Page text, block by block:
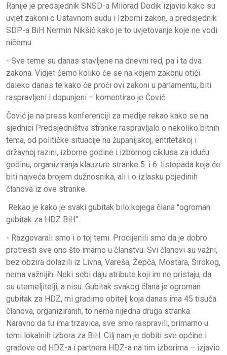
Ranije je predsjednik SNSD-a Milorad Dodik izjavio kako su
uvjet zakoni o Ustavnom sudu i Izborni zakon, a predsjednik
SDP-a BiH Nermin Nikšić kako je to uvjetovanje koje ne vodi
ničemu.
- Sve teme su danas stavljene na dnevni red, pa i ta dva
zakona. Vidjet ćemo koliko će se na kojem zakonu otići
daleko danas te kako će proći ovi zakoni u parlamentu, biti
raspravljeni i dopunjeni – komentirao je Čović.
Čović je na press konferenciji za medije rekao kako se na
sjednici Predsjedništva stranke raspravljalo o nekoliko bitnih
tema, od političke situacije na županijskoj, entitetskoj i
državnoj razini, izborne godine i izbornog ciklusa za iduću
godinu, organiziranja klauzure stranke 5. i 6. listopada koja će
biti najveća brojem dužnosnika, ali i o izlasku pojedinih
članova iz ove stranke.
Rekao je kako je svaki gubitak bilo kojega člana ''ogroman
gubitak za HDZ BiH''.
- Razgovarali smo i o toj temi. Procijenili smo da je dobro
protresti sve ono što imamo u članstvu. Svi članovi su važni,
bez obzira dolazili iz Livna, Vareša, Žepča, Mostara, Širokog,
nema važnijih. Neki sebi daju atribute koji im ne pristaju, da
su utemeljitelji, a nisu. Gubitak svakog člana je ogroman
gubitak za HDZ, mi gradimo obitelj koja danas ima 45 tisuća
članova, organiziranih, to nema nijedna druga stranka.
Naravno da tu ima trzavica, sve smo raspravili, primarno u
temi lokalnih izbora za BiH. Cilj nam je dobiti sve općine i
gradove od HDZ-a i partnera HDZ-a na tim izborima – izjavio